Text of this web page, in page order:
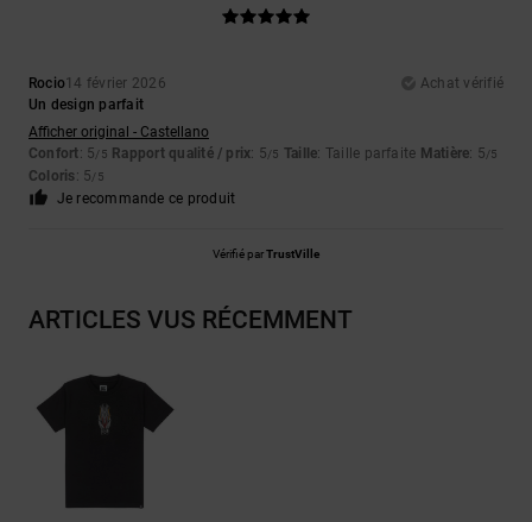
Rocio14 février 2026
Achat vérifié
Un design parfait
Afficher original - Castellano
Confort: 5/5 Rapport qualité / prix: 5/5 Taille: Taille parfaite Matière: 5/5
Coloris: 5/5
Je recommande ce produit
Vérifié parTrustVille
ARTICLES VUS RÉCEMMENT